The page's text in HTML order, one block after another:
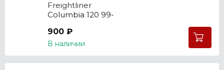
Freightliner
Columbia 120 99-
900 ₽
В наличии